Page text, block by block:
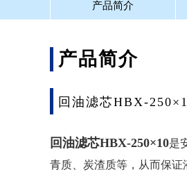
产品简介
产品简介
回油滤芯HBX-
回油滤芯HBX-250×10是
青质、炭渣质等，从而保